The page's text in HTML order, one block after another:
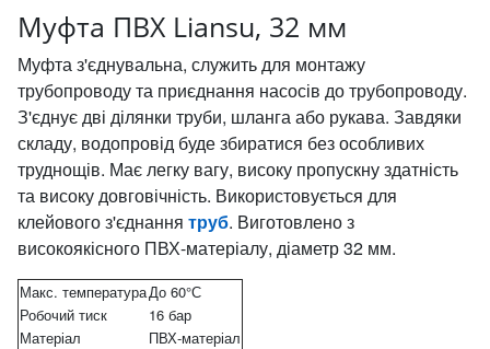
Муфта ПВХ Liansu, 32 мм
Муфта з'єднувальна, служить для монтажу
трубопроводу та приєднання насосів до трубопроводу.
З'єднує дві ділянки труби, шланга або рукава. Завдяки
складу, водопровід буде збиратися без особливих
труднощів. Має легку вагу, високу пропускну здатність
та високу довговічність. Використовується для
клейового з'єднання труб. Виготовлено з
високоякісного ПВХ-матеріалу, діаметр 32 мм.
Макс. температураДо 60°С
Робочий тиск
16 бар
Матеріал
ПВХ-матеріал